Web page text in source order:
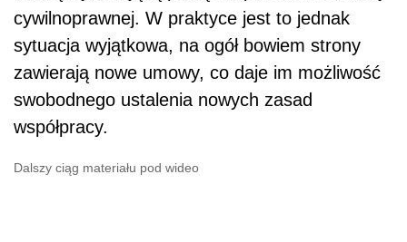
cywilnoprawnej. W praktyce jest to jednak
sytuacja wyjątkowa, na ogół bowiem strony
zawierają nowe umowy, co daje im możliwość
swobodnego ustalenia nowych zasad
współpracy.
Dalszy ciąg materiału pod wideo